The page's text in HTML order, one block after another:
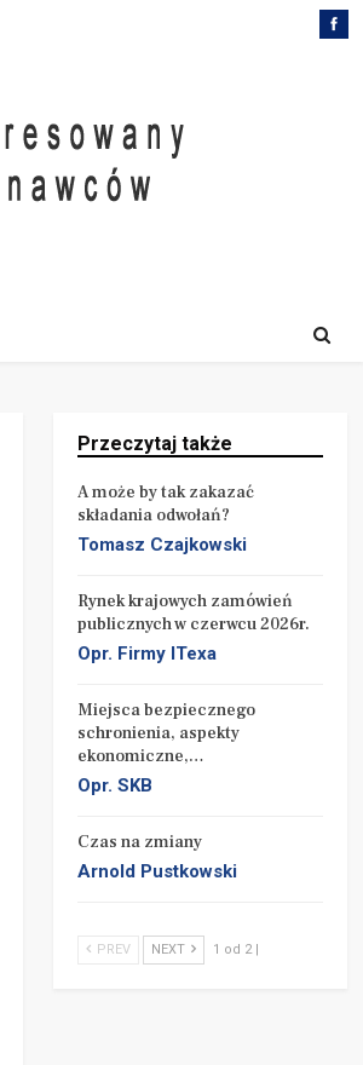
Przeczytaj także
A może by tak zakazać
składania odwołań?
Tomasz Czajkowski
Rynek krajowych zamówień
publicznych w czerwcu 2026r.
Opr. Firmy ITexa
Miejsca bezpiecznego
schronienia, aspekty
ekonomiczne,…
Opr. SKB
Czas na zmiany
Arnold Pustkowski
PREV NEXT 1 od 2 |